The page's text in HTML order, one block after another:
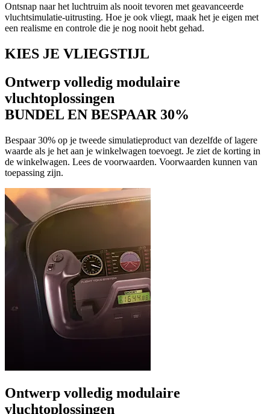
Ontsnap naar het luchtruim als nooit tevoren met geavanceerde
vluchtsimulatie-uitrusting. Hoe je ook vliegt, maak het je eigen met
een realisme en controle die je nog nooit hebt gehad.
KIES JE VLIEGSTIJL
Ontwerp volledig modulaire
vluchtoplossingen
BUNDEL EN BESPAAR 30%
Bespaar 30% op je tweede simulatieproduct van dezelfde of lagere
waarde als je het aan je winkelwagen toevoegt. Je ziet de korting in
de winkelwagen. Lees de voorwaarden. Voorwaarden kunnen van
toepassing zijn.
Ontwerp volledig modulaire
vluchtoplossingen